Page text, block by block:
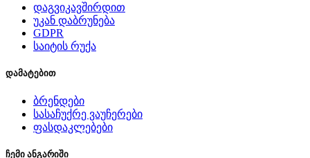
დაგვიკავშირდით
უკან დაბრუნება
GDPR
საიტის რუქა
დამატებით
ბრენდები
სასაჩუქრე ვაუჩერები
ფასდაკლებები
ჩემი ანგარიში